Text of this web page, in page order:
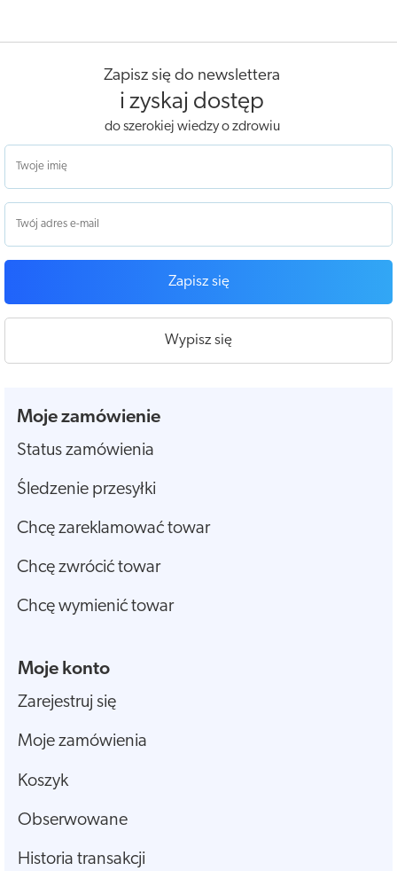
Zapisz się do newslettera
i zyskaj dostęp
do szerokiej wiedzy o zdrowiu
Zapisz się
Wypisz się
Moje zamówienie
Status zamówienia
Śledzenie przesyłki
Chcę zareklamować towar
Chcę zwrócić towar
Chcę wymienić towar
Moje konto
Zarejestruj się
Moje zamówienia
Koszyk
Obserwowane
Historia transakcji